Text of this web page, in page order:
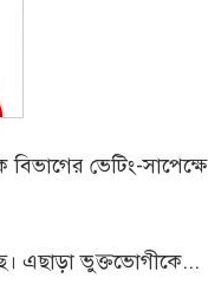
ভেটিং-সাপেক্ষে
এছাড়া ভুক্তভোগীকে...